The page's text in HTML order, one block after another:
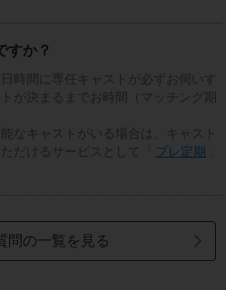
すか？
時間に専任キャストが必ずお伺いす
が決まるまでお時間（マッチング期
なキャストがいる場合は、キャスト
だけるサービスとして「
プレ定期
問の一覧を見る